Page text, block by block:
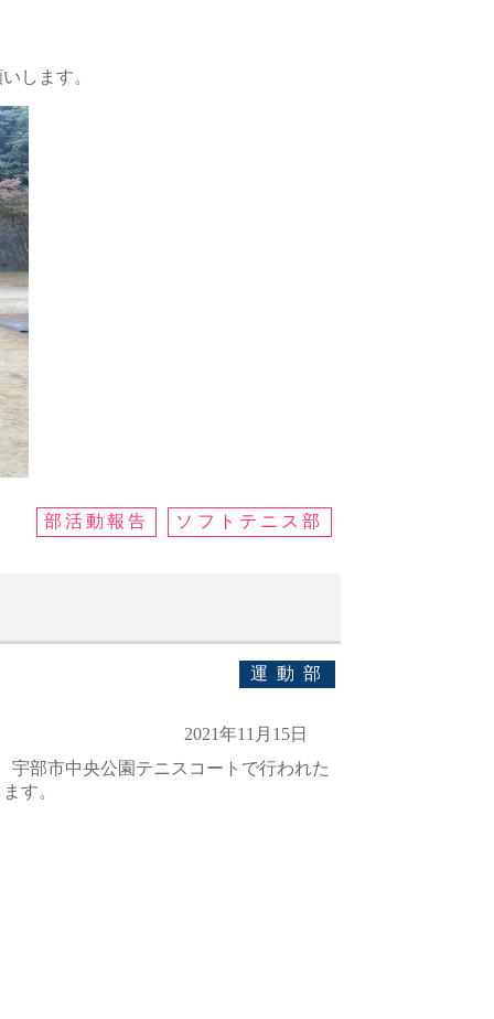
します。
部活動報告 ソフトテニス部
運動部
2021年11月15日
宇部市中央公園テニスコートで行われた
す。